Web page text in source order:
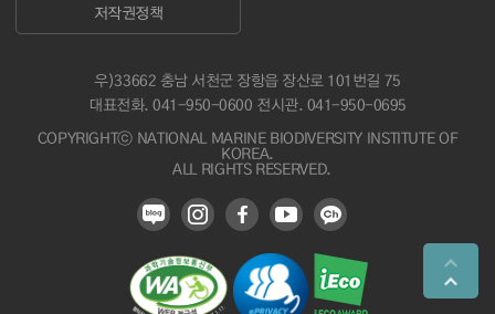
저작권정책
우)33662 충남 서천군 장항읍 장산로 101번길 75
대표전화.041-950-0600 전시관. 041-950-0695
COPYRIGHTⓒ NATIONAL MARINE BIODIVERSITY INSTITUTE OF
KOREA.
ALL RIGHTS RESERVED.